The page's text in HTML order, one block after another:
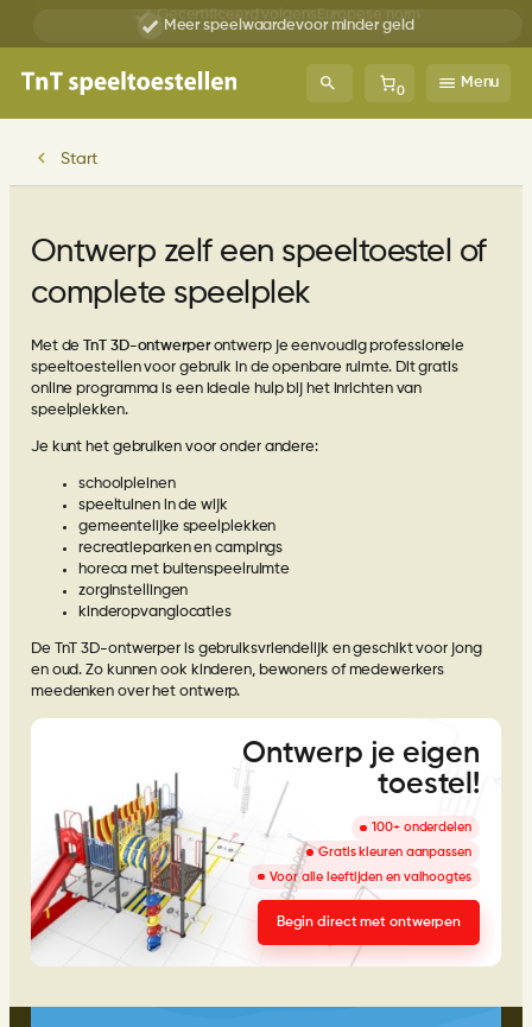
inhoud
Gecertificeerd volgensEuropese norm
Meer speelwaardevoor minder geld
0
Menu
Start
Ontwerp zelf een speeltoestel of
complete speelplek
Met de TnT 3D-ontwerperontwerp je eenvoudig professionele
speeltoestellen voor gebruik in de openbare ruimte. Dit gratis
online programma is een ideale hulp bij het inrichten van
speelplekken.
Je kunt het gebruiken voor onder andere:
schoolpleinen
speeltuinen in de wijk
gemeentelijke speelplekken
recreatieparken en campings
horeca met buitenspeelruimte
zorginstellingen
kinderopvanglocaties
De TnT 3D-ontwerper is gebruiksvriendelijk en geschikt voor jong
en oud. Zo kunnen ook kinderen, bewoners of medewerkers
meedenken over het ontwerp.
Ontwerp je eigen
toestel!
100+ onderdelen
Gratis kleuren aanpassen
Voor alle leeftijden en valhoogtes
Begin direct met ontwerpen